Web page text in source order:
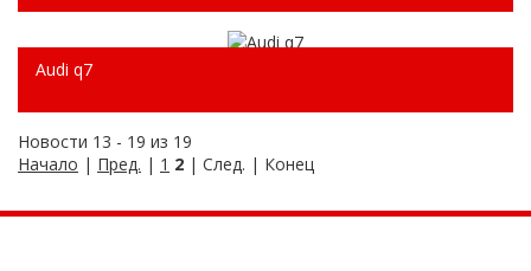
Audi q7
Новости 13 - 19 из 19
Начало | Пред. | 1 2 | След. | Конец